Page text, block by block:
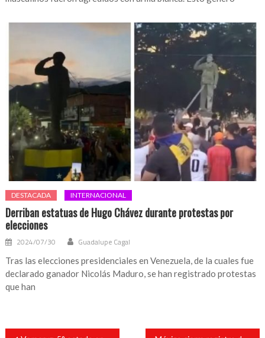
DESTACADA INTERNACIONAL
Derriban estatuas de Hugo Chávez durante protestas por
elecciones
2024/07/30 Guadalupe Cagal
Tras las elecciones presidenciales en Venezuela, de la cuales fue
declarado ganador Nicolás Maduro, se han registrado protestas
que han
Navegación